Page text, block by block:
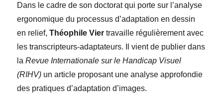
Dans le cadre de son doctorat qui porte sur l’analyse
ergonomique du processus d’adaptation en dessin
en relief,Théophile Vier travaille régulièrement avec
les transcripteurs-adaptateurs. Il vient de publier dans
laRevue Internationale sur le Handicap Visuel
(RIHV) un article proposant une analyse approfondie
des pratiques d’adaptation d’images.